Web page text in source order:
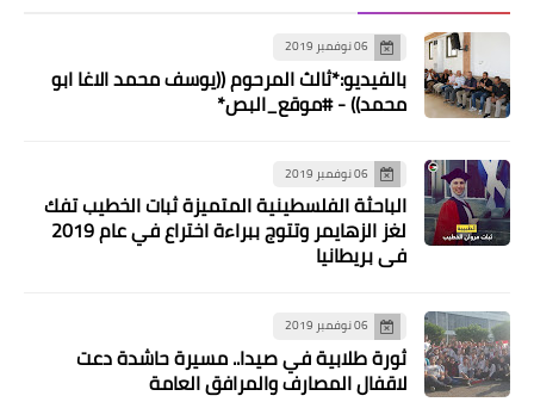
06 نوفمبر 2019
بالفيديو:*ثالث المرحوم ((يوسف محمد الاغا ابو
محمد)) - #موقع_البص*
06 نوفمبر 2019
الباحثة الفلسطينية المتميزة ثبات الخطيب تفك
لغز الزهايمر وتتوج ببراءة اختراع في عام 2019
في بريطانيا
06 نوفمبر 2019
ثورة طلابية في صيدا.. مسيرة حاشدة دعت
لاقفال المصارف والمرافق العامة